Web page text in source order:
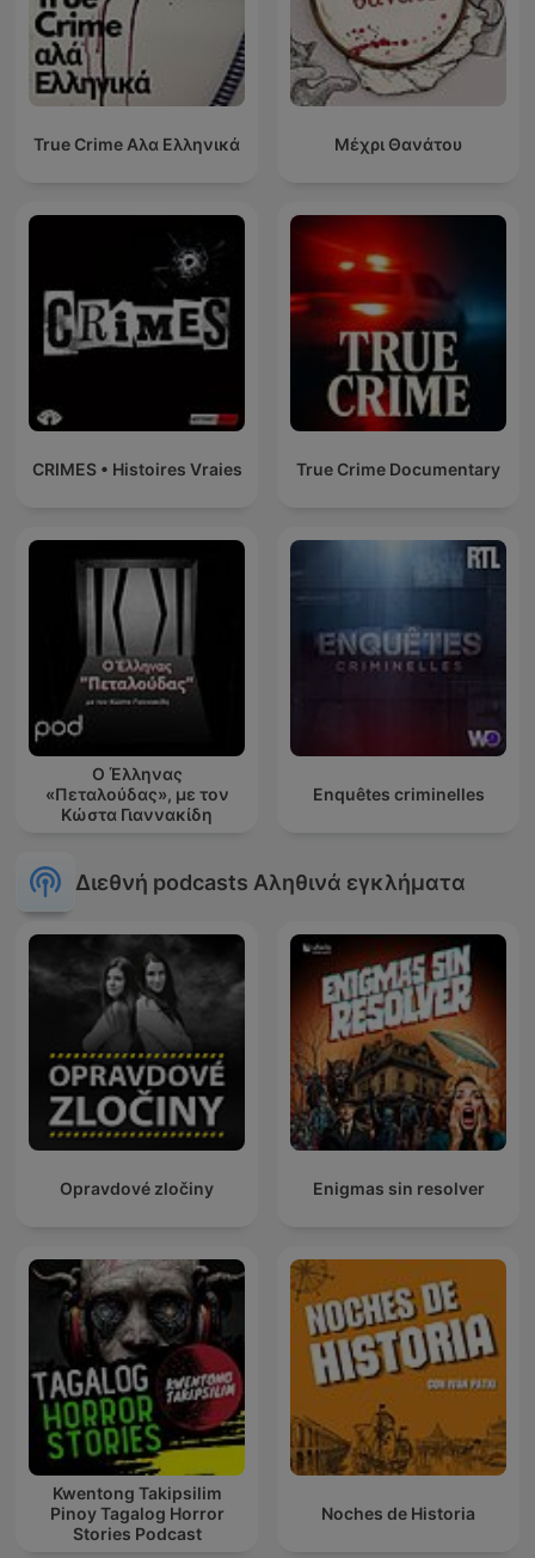
True Crime Αλα Ελληνικά Μέχρι Θανάτου
CRIMES • Histoires Vraies True Crime Documentary
Ο Έλληνας
«Πεταλούδας», με τον
Κώστα Γιαννακίδη
Enquêtes criminelles
Διεθνή podcasts Αληθινά εγκλήματα
Opravdové zločiny Enigmas sin resolver
Kwentong Takipsilim
Pinoy Tagalog Horror
Stories Podcast
Noches de Historia